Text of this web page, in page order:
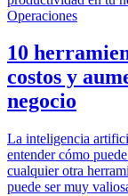
Operaciones
10
costos y
negocio
La inteligencia
entender cómo
cualquier otra
puede ser muy